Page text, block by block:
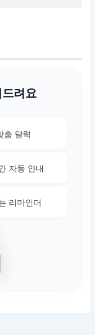
드려요
춤 달력
자동 안내
리마인더